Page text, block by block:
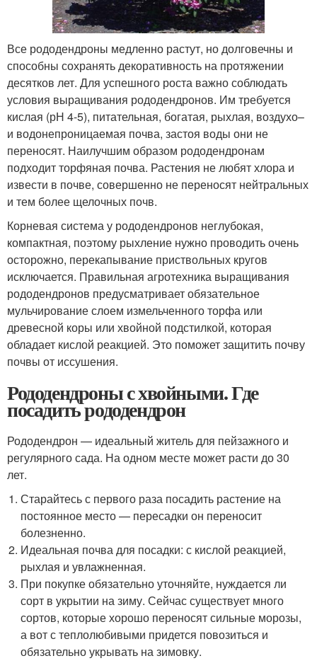
Все рододендроны медленно растут, но долговечны и
способны сохранять декоративность на протяжении
десятков лет. Для успешного роста важно соблюдать
условия выращивания рододендронов. Им требуется
кислая (рН 4-5), питательная, богатая, рыхлая, воздухо–
и водонепроницаемая почва, застоя воды они не
переносят. Наилучшим образом рододендронам
подходит торфяная почва. Растения не любят хлора и
извести в почве, совершенно не переносят нейтральных
и тем более щелочных почв.
Корневая система у рододендронов неглубокая,
компактная, поэтому рыхление нужно проводить очень
осторожно, перекапывание приствольных кругов
исключается. Правильная агротехника выращивания
рододендронов предусматривает обязательное
мульчирование слоем измельченного торфа или
древесной коры или хвойной подстилкой, которая
обладает кислой реакцией. Это поможет защитить почву
почвы от иссушения.
Рододендроны с хвойными. Где
посадить рододендрон
Рододендрон — идеальный житель для пейзажного и
регулярного сада. На одном месте может расти до 30
лет.
Старайтесь с первого раза посадить растение на
постоянное место — пересадки он переносит
болезненно.
Идеальная почва для посадки: с кислой реакцией,
рыхлая и увлажненная.
При покупке обязательно уточняйте, нуждается ли
сорт в укрытии на зиму. Сейчас существует много
сортов, которые хорошо переносят сильные морозы,
а вот с теплолюбивыми придется повозиться и
обязательно укрывать на зимовку.